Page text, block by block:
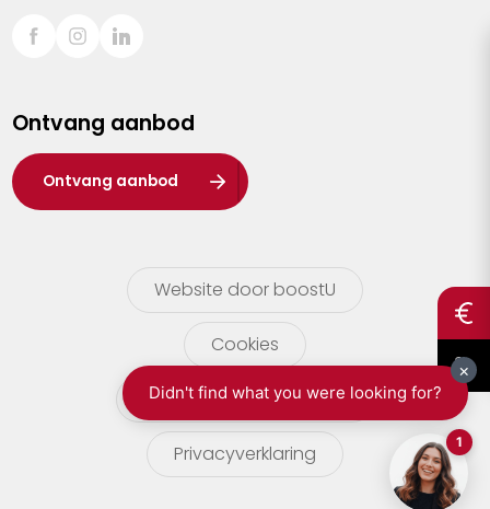
Sint-Truiden
Waasland
Wuustwezel
Zoersel
Ontvang aanbod
Ontvang aanbod
Website door boostU
Cookies
gebruikersvoorwaarden
Privacyverklaring